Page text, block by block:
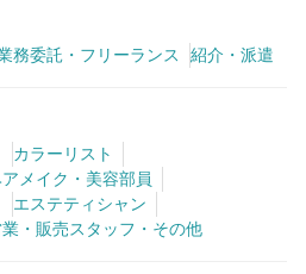
務委託・フリーランス 紹介・派遣
カラーリスト
メイク・美容部員
エステティシャン
・販売スタッフ・その他